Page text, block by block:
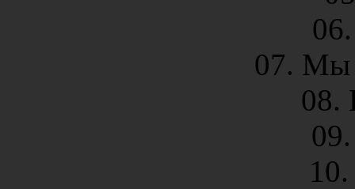
07. Мы
08.